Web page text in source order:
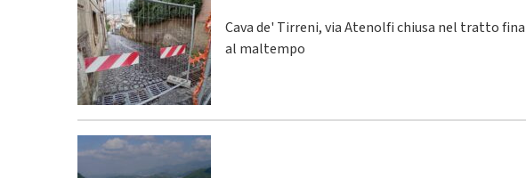
Cava de' Tirreni, via Atenolfi chiusa nel tratto
al maltempo